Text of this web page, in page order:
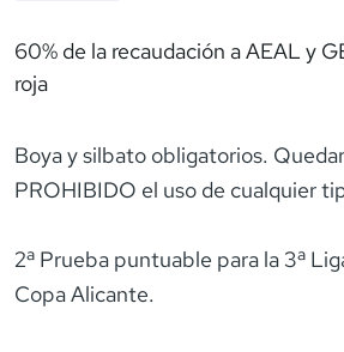
60% de la recaudación a AEAL y
roja
Boya y silbato obligatorios.
PROHIBIDO el uso de cualquier
2ª Prueba puntuable para la 3ª
Copa Alicante.